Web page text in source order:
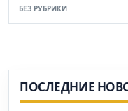
БЕЗ РУБРИКИ
ПОСЛЕДНИЕ